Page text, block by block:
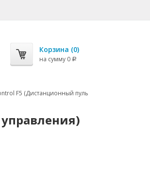
Корзина (0)
на сумму 0 Р
F5 (Дистанционный пуль